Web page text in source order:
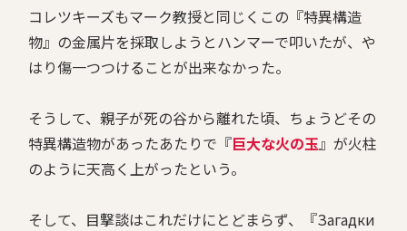
コレツキーズもマーク教授と同じくこの『特異構造
物』の金属片を採取しようとハンマーで叩いたが、や
はり傷一つつけることが出来なかった。
そうして、親子が死の谷から離れた頃、ちょうどその
特異構造物があったあたりで『巨大な火の玉』が火柱
のように天高く上がったという。
そして、目撃談はこれだけにとどまらず、『Загадки